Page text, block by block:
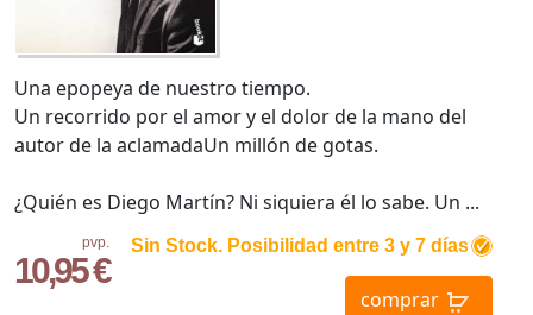
pvp.
10,95 €
Sin Stock. Posibilidad entre 3 y 7 días
comprar
Una epopeya de nuestro tiempo.
Un recorrido por el amor y el dolor de la mano del
autor de la aclamadaUn millón de gotas.
¿Quién es Diego Martín? Ni siquiera él lo sabe. Un ...